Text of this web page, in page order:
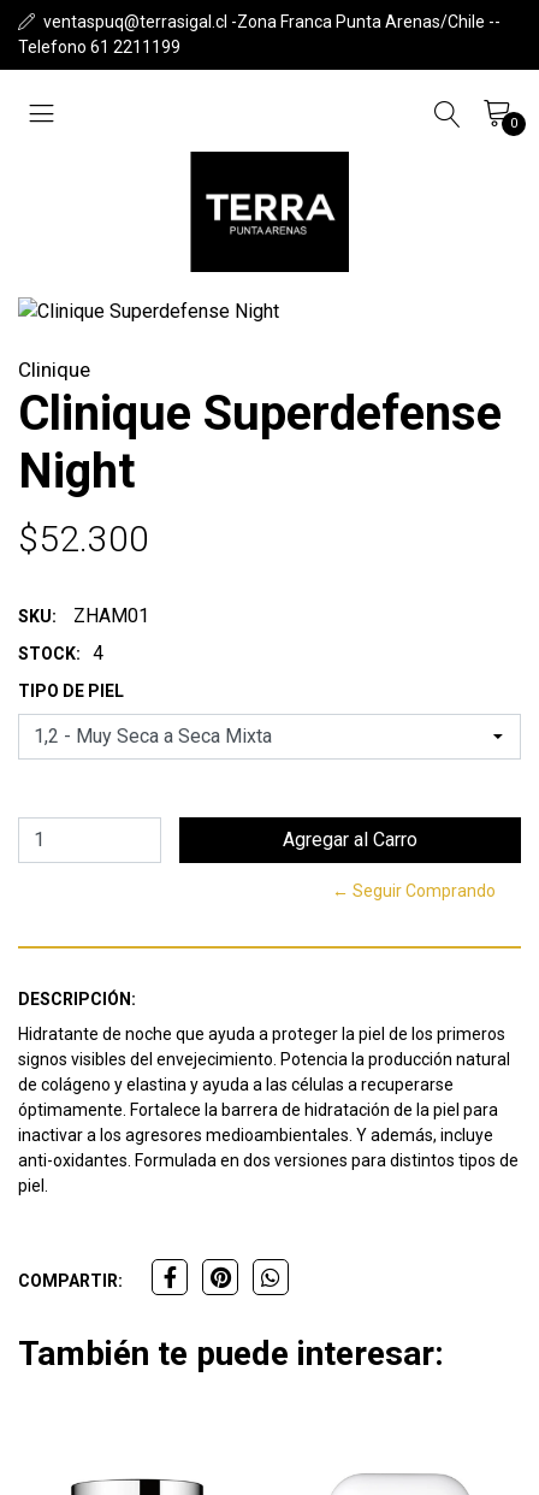
ventaspuq@terrasigal.cl -Zona Franca Punta Arenas/Chile --
Telefono 61 2211199
0
Clinique
Clinique Superdefense
Night
$52.300
SKU: ZHAM01
STOCK: 4
TIPO DE PIEL
← Seguir Comprando
DESCRIPCIÓN:
Hidratante de noche que ayuda a proteger la piel de los primeros
signos visibles del envejecimiento. Potencia la producción natural
de colágeno y elastina y ayuda a las células a recuperarse
óptimamente. Fortalece la barrera de hidratación de la piel para
inactivar a los agresores medioambientales. Y además, incluye
anti-oxidantes. Formulada en dos versiones para distintos tipos de
piel.
COMPARTIR:
También te puede interesar: